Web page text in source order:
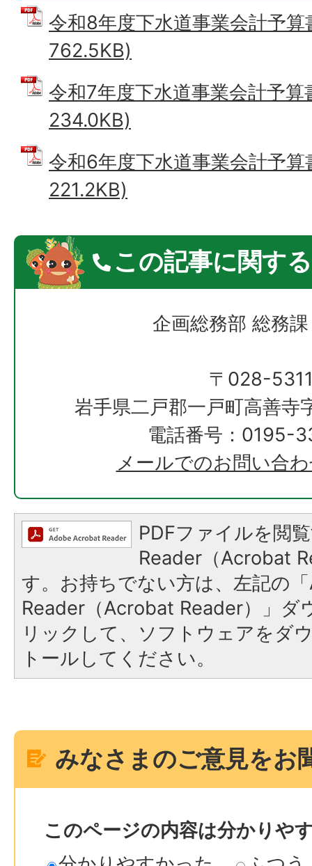
令和8年度下水道事業会計予
762.5KB)
令和7年度下水道事業会計予
234.0KB)
令和6年度下水道事業会計予
221.2KB)
この記事に関す
企画総務部 総務
〒028-
岩手県二戸郡一戸町高善寺
電話番号：0195-
メールでのお問い合
PDFファイルを閲
Reader（Acrobat
す。お持ちでない方は、左記の
Reader（Acrobat Reader）」ダ
リックして、ソフトウェアをダ
トールしてください。
みなさまのご意見をお
このページの内容は分かりや